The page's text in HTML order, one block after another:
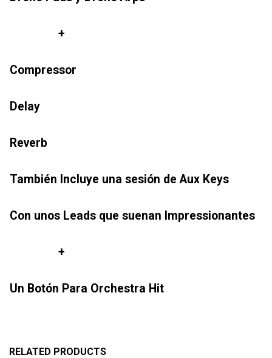
+
Compressor
Delay
Reverb
También Incluye una sesión de Aux Keys
Con unos Leads que suenan Impressionantes
+
Un Botón Para Orchestra Hit
RELATED PRODUCTS